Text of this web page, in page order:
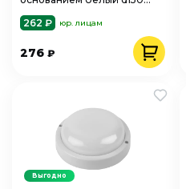
262 ₽
юр. лицам
276 ₽
Выгодно